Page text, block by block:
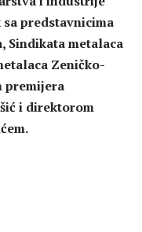
predstavnicima
Sindikata metalaca
Zeničko-
premijera
i direktorom